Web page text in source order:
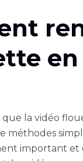
en
que la vidéo
méthodes
important et